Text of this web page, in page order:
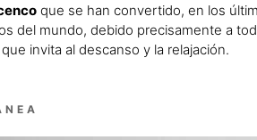
que se han convertido, en los
del mundo, debido precisamente a
invita al descanso y la relajación.